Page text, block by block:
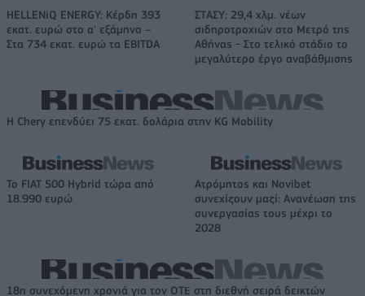
HELLENiQ ENERGY: Κέρδη 393
εκατ. ευρώ στο α' εξάμηνο –
Στα 734 εκατ. ευρώ τα EBITDA
ΣΤΑΣΥ: 29,4 χλμ. νέων
σιδηροτροχιών στο Μετρό της
Αθήνας - Στο τελικό στάδιο το
μεγαλύτερο έργο αναβάθμισης
Η Chery επενδύει 75 εκατ. δολάρια στην KG Mobility
Το FIAT 500 Hybrid τώρα από
18.990 ευρώ
Ατρόμητος και Novibet
συνεχίζουν μαζί: Ανανέωση της
συνεργασίας τους μέχρι το
2028
18η συνεχόμενη χρονιά για τον ΟΤΕ στη διεθνή σειρά δεικτών